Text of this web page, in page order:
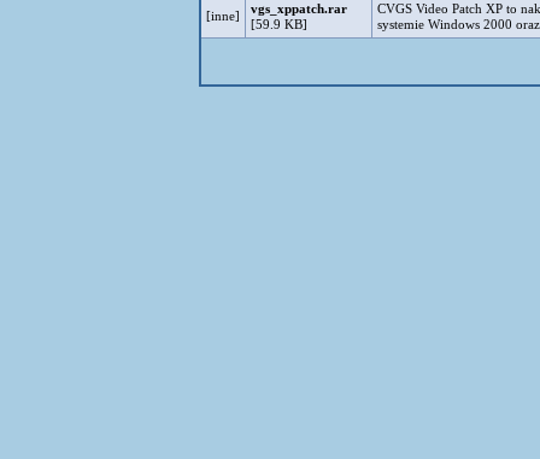
[inne]
vgs_xppatch.rar
[59.9 KB]
CVGS Video Patch XP to
systemie Windows 2000